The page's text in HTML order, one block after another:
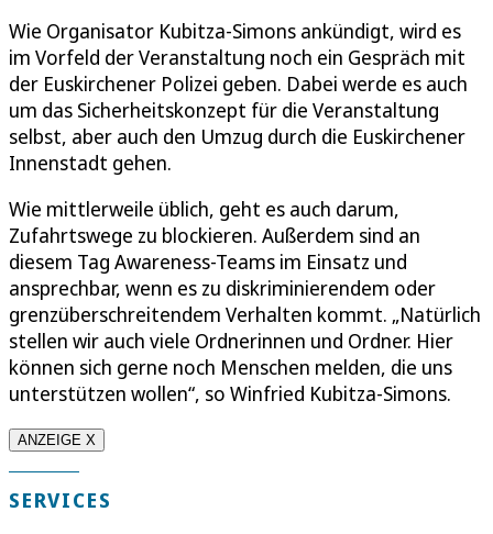
Wie Organisator Kubitza-Simons ankündigt, wird es
im Vorfeld der Veranstaltung noch ein Gespräch mit
der Euskirchener Polizei geben. Dabei werde es auch
um das Sicherheitskonzept für die Veranstaltung
selbst, aber auch den Umzug durch die Euskirchener
Innenstadt gehen.
Wie mittlerweile üblich, geht es auch darum,
Zufahrtswege zu blockieren. Außerdem sind an
diesem Tag Awareness-Teams im Einsatz und
ansprechbar, wenn es zu diskriminierendem oder
grenzüberschreitendem Verhalten kommt. „Natürlich
stellen wir auch viele Ordnerinnen und Ordner. Hier
können sich gerne noch Menschen melden, die uns
unterstützen wollen“, so Winfried Kubitza-Simons.
ANZEIGE X
SERVICES